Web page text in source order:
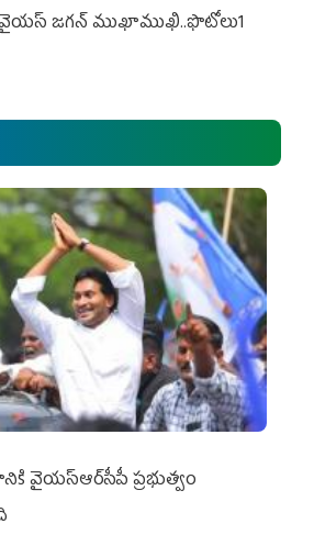
వైయ‌స్ జ‌గ‌న్ ముఖాముఖి..ఫొటోలు1
వైయ‌స్ఆర్‌సీపీ ప్రభుత్వం